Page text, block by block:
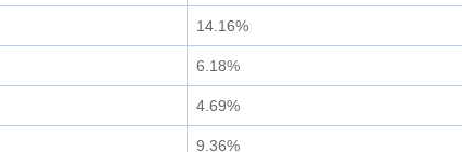
14.16%
6.18%
4.69%
9.36%